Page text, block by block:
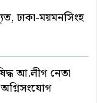
ঢাকা-ময়মনসিংহ
আ.লীগ নেতা